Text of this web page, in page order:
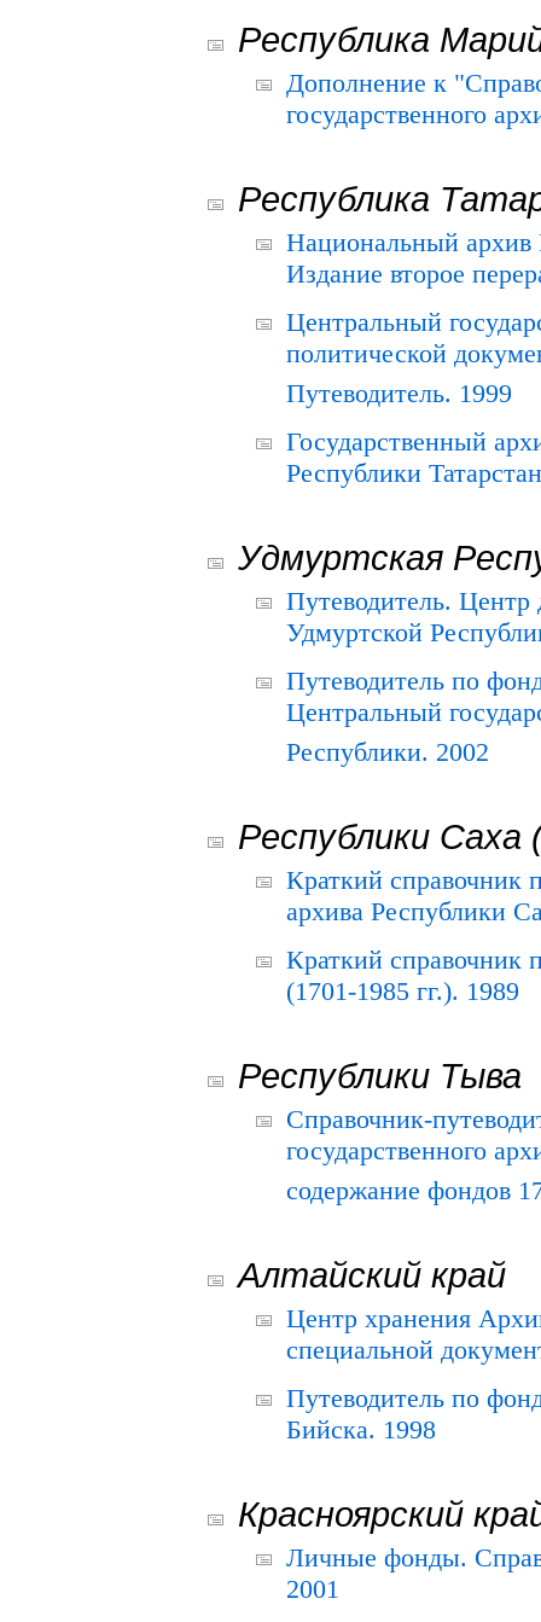
Республика
Дополнение к
государственного
Республика
Национальный архив
Издание второе
Центральный
политической
Путеводитель. 1999
Государственный
Республики
Удмуртская
Путеводитель.
Удмуртской
Путеводитель по
Центральный
Республики. 2002
Республики Саха
Краткий справочник
архива Республики
Краткий
(1701-1985 гг.). 1989
Республики Тыва
Справочник-
государственного
содержание фондов
Алтайский край
Центр хранения
специальной
Путеводитель по
Бийска. 1998
Красноярский
Личные фонды.
2001